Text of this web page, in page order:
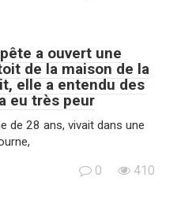
a ouvert une
de la maison de la
elle a entendu des
eu très peur
de 28 ans, vivait dans une
0 410